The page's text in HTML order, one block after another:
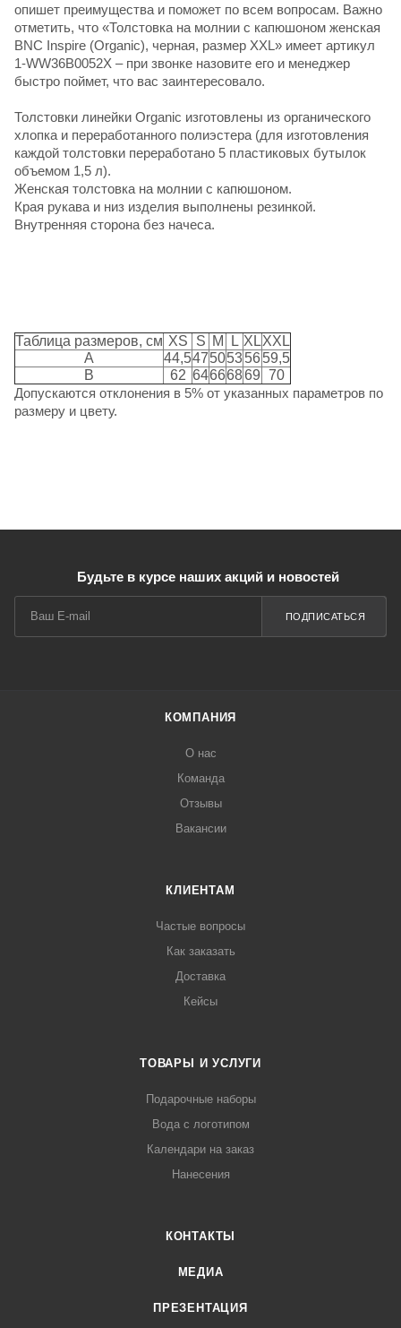
опишет преимущества и поможет по всем вопросам. Важно
отметить, что «Толстовка на молнии с капюшоном женская
BNC Inspire (Organic), черная, размер XXL» имеет артикул
1-WW36B0052X – при звонке назовите его и менеджер
быстро поймет, что вас заинтересовало.
Толстовки линейки Organic изготовлены из органического
хлопка и переработанного полиэстера (для изготовления
каждой толстовки переработано 5 пластиковых бутылок
объемом 1,5 л).
Женская толстовка на молнии с капюшоном.
Края рукава и низ изделия выполнены резинкой.
Внутренняя сторона без начеса.
Таблица размеров, см XS S M L XLXXL
A
44,54750535659,5
B
62 64666869 70
Допускаются отклонения в 5% от указанных параметров по
размеру и цвету.
Будьте в курсе наших акций и новостей
ПОДПИСАТЬСЯ
КОМПАНИЯ
О нас
Команда
Отзывы
Вакансии
КЛИЕНТАМ
Частые вопросы
Как заказать
Доставка
Кейсы
ТОВАРЫ И УСЛУГИ
Подарочные наборы
Вода с логотипом
Календари на заказ
Нанесения
КОНТАКТЫ
МЕДИА
ПРЕЗЕНТАЦИЯ